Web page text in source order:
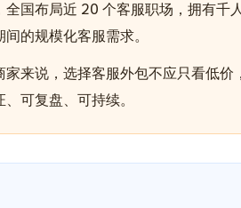
国布局近 20 个客服职场，拥有千
的规模化客服需求。
来说，选择客服外包不应只看低
可复盘、可持续。